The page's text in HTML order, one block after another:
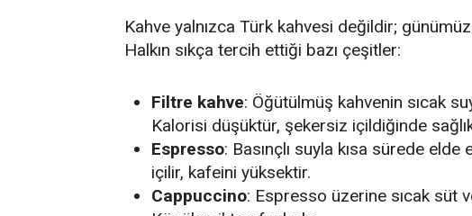
Kahve yalnızca Türk kahvesi değildir;
Halkın sıkça tercih ettiği bazı çeşitler:
Filtre kahve: Öğütülmüş kahvenin sıcak
Kalorisi düşüktür, şekersiz içildiğinde
Espresso: Basınçlı suyla kısa sürede
içilir, kafeini yüksektir.
Cappuccino: Espresso üzerine sıcak süt